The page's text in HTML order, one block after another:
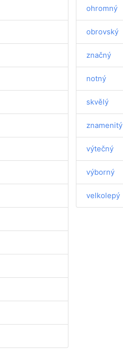
ohromný
obrovský
značný
notný
skvělý
znamenitý
výtečný
výborný
velkolepý